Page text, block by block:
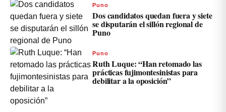
Puno
Dos candidatos quedan fuera y siete
se disputarán el sillón regional de
Puno
Puno
Ruth Luque: “Han retomado las
prácticas fujimontesinistas para
debilitar a la oposición”